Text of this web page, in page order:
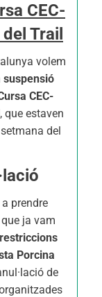
CEC-
Trail
volem
suspensió
CEC-
, que estaven
del
prendre
ja vam
Porcina
de